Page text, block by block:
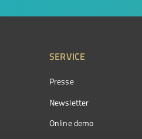
SERVICE
Presse
Newsletter
Online demo